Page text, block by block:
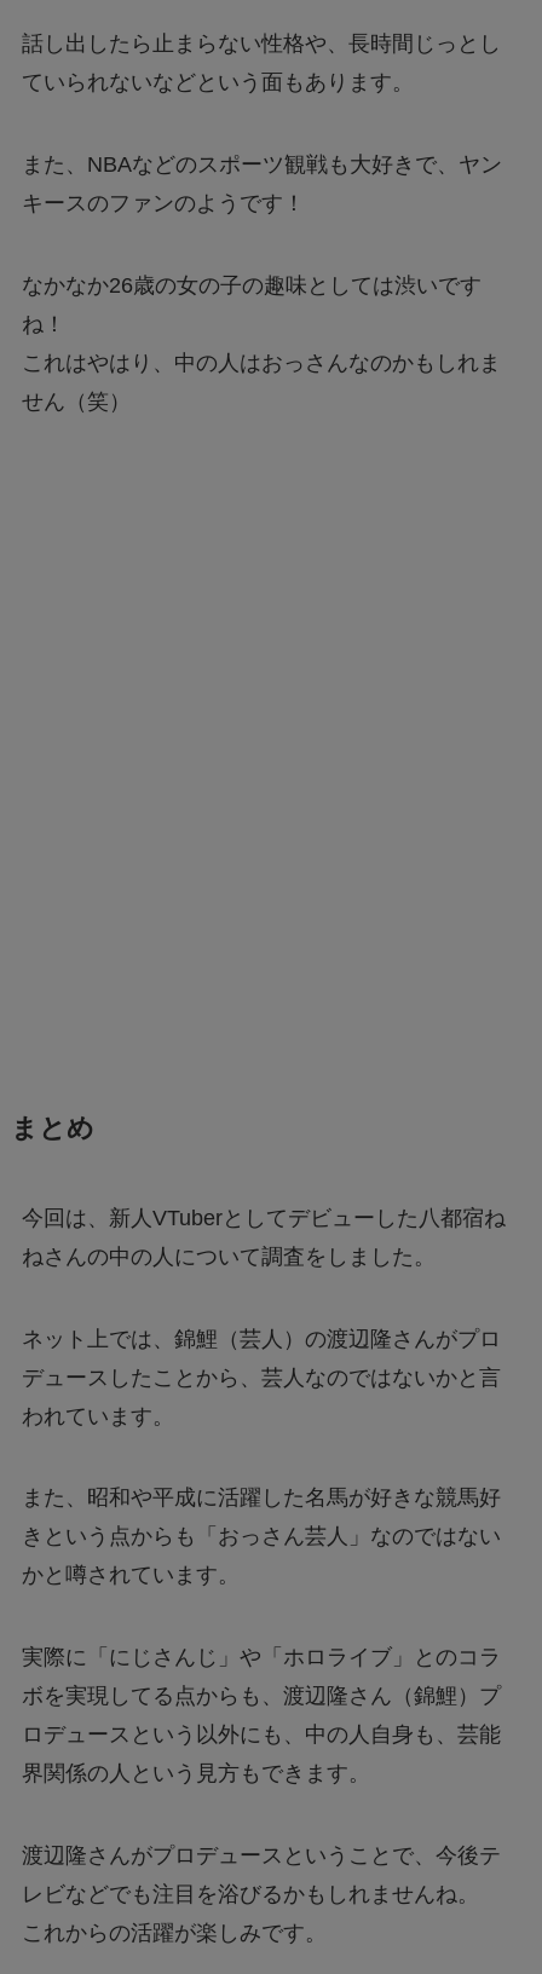
話し出したら止まらない性格や、長時間じっとし
ていられないなどという面もあります。
また、NBAなどのスポーツ観戦も大好きで、ヤン
キースのファンのようです！
なかなか26歳の女の子の趣味としては渋いです
ね！
これはやはり、中の人はおっさんなのかもしれま
せん（笑）
まとめ
今回は、新人VTuberとしてデビューした八都宿ね
ねさんの中の人について調査をしました。
ネット上では、錦鯉（芸人）の渡辺隆さんがプロ
デュースしたことから、芸人なのではないかと言
われています。
また、昭和や平成に活躍した名馬が好きな競馬好
きという点からも「おっさん芸人」なのではない
かと噂されています。
実際に「にじさんじ」や「ホロライブ」とのコラ
ボを実現してる点からも、渡辺隆さん（錦鯉）プ
ロデュースという以外にも、中の人自身も、芸能
界関係の人という見方もできます。
渡辺隆さんがプロデュースということで、今後テ
レビなどでも注目を浴びるかもしれませんね。
これからの活躍が楽しみです。